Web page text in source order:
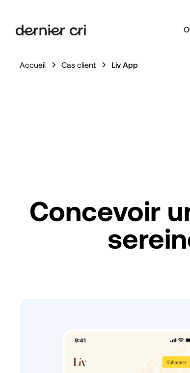
Accueil Cas client Liv App
Concevoir